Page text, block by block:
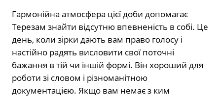
Гармонійна атмосфера цієї доби допомагає
Терезам знайти відсутню впевненість в собі. Це
день, коли зірки дають вам право голосу і
настійно радять висловити свої поточні
бажання в тій чи іншій формі. Він хороший для
роботи зі словом і різноманітною
документацією. Якщо вам немає з ким